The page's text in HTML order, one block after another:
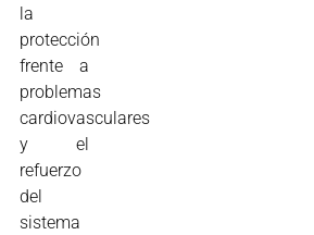
la
protección
frente a
problemas
cardiovasculares
y el
refuerzo
del
sistema